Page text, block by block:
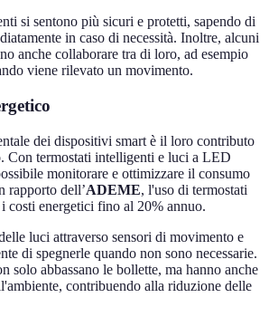
si sentono più sicuri e protetti, sapendo di
in caso di necessità. Inoltre, alcuni
anche collaborare tra di loro, ad esempio
viene rilevato un movimento.
dei dispositivi smart è il loro contributo
Con termostati intelligenti e luci a LED
monitorare e ottimizzare il consumo
rapporto dell’ADEME, l'uso di termostati
costi energetici fino al 20% annuo.
luci attraverso sensori di movimento e
di spegnerle quando non sono necessarie.
solo abbassano le bollette, ma hanno anche
contribuendo alla riduzione delle